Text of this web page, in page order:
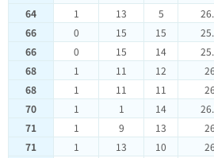
64
1 13 5
66
0 15 15
66
0 15 14
68
1 11 12 26
68
1 11 11 26
70
1 1 14
71
1 9 13 26
71
1 13 10 26